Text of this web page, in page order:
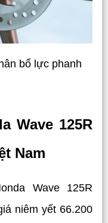
bổ lực phanh
Wave 125R
Nam
Wave 125R
niêm yết 66.200